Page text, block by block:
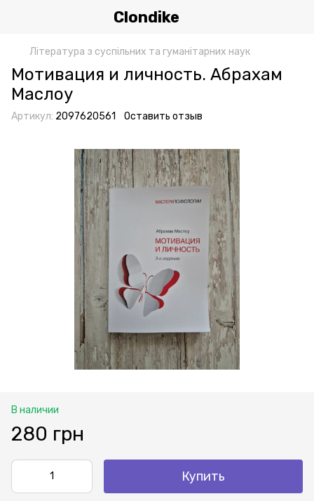
Clondike
Література з суспільних та гуманітарних наук
Мотивация и личность. Абрахам
Маслоу
Артикул: 2097620561 Оставить отзыв
В наличии
280 грн
Купить